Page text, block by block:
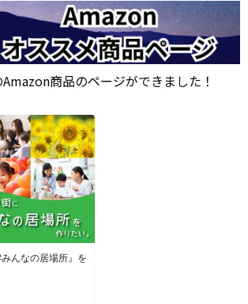
商品のページができました！